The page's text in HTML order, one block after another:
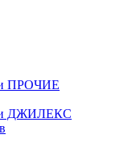
ПРОЧИЕ
ДЖИЛЕКС